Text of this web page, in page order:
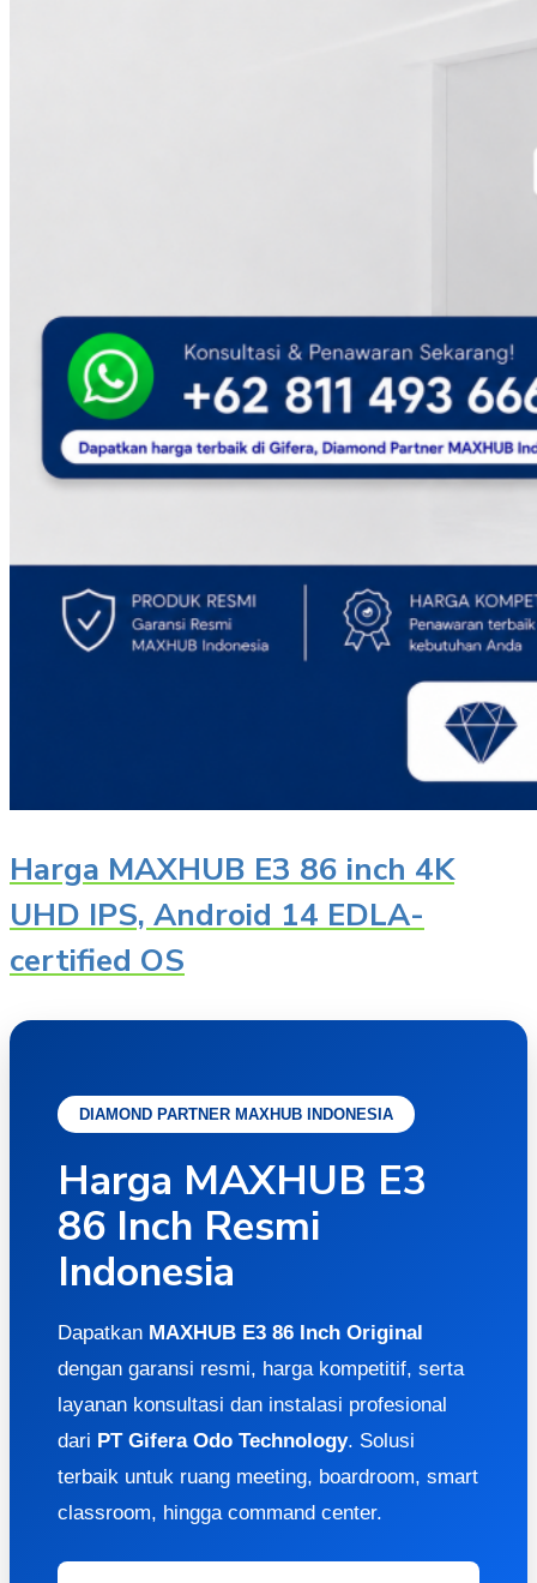
Harga MAXHUB E3 86 inch 4K
UHD IPS, Android 14 EDLA-
certified OS
DIAMOND PARTNER MAXHUB INDONESIA
Harga MAXHUB E3
86 Inch Resmi
Indonesia
Dapatkan MAXHUB E3 86 Inch Original
dengan garansi resmi, harga kompetitif, serta
layanan konsultasi dan instalasi profesional
dari PT Gifera Odo Technology. Solusi
terbaik untuk ruang meeting, boardroom, smart
classroom, hingga command center.